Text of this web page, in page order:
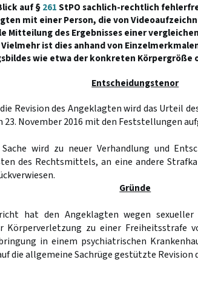
auf §261StPO sachlich-rechtlich
mit einer Person, die von
Mitteilung des Ergebnisses einer
ist dies anhand von
wie etwa der konkreten Körpergröße
Entscheidungstenor
Revision des Angeklagten wird das Urteil
23. November 2016 mit den Feststellungen
Sache wird zu neuer Verhandlung und
des Rechtsmittels, an eine andere
Gründe
hat den Angeklagten wegen
Körperverletzung zu einer Freiheitsstrafe
in einem psychiatrischen
die allgemeine Sachrüge gestützte Revision